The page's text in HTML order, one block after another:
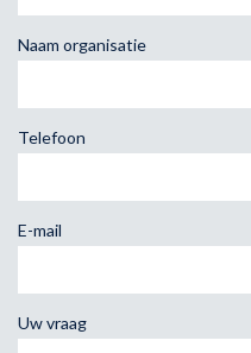
Naam organisatie
Telefoon
E-mail
Uw vraag